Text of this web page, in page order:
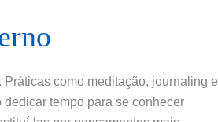
como meditação, journaling e
tempo para se conhecer